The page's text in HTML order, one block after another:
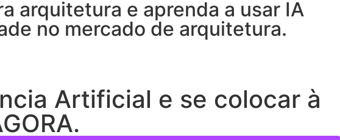
arquitetura e aprenda a usar IA
no mercado de arquitetura.
Artificial e se colocar à